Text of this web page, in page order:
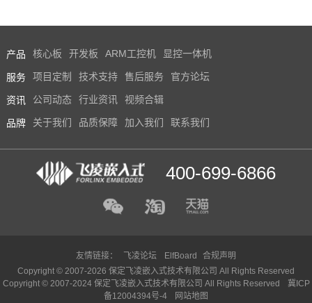
产品 核心板 开发板 ARM工控机 显控一体机
服务 项目定制 技术支持 售后服务 官方论坛
资讯 公司动态 行业资讯 视频合辑
品牌 关于我们 品质保障 加入我们 联系我们
400-699-6866
友情链接： 飞凌论坛 ElfBoard
合规声明
Copyright © 2007-2026 保定飞凌嵌入式技术有限公司 All Rights Reserved
Copyright © 2007-2024 保定飞凌嵌入式技术有限公司 All Rights Reserved
冀ICP
备12004394号-4
网站地图